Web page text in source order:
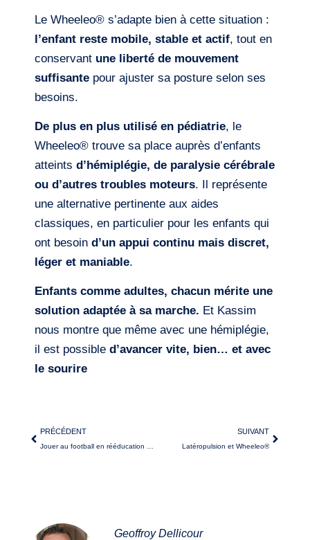
Le Wheeleo® s’adapte bien à cette situation :
l’enfant reste mobile, stable et actif, tout en
conservant une liberté de mouvement
suffisante pour ajuster sa posture selon ses
besoins.
De plus en plus utilisé en pédiatrie, le
Wheeleo® trouve sa place auprès d’enfants
atteints d’hémiplégie, de paralysie cérébrale
ou d’autres troubles moteurs. Il représente
une alternative pertinente aux aides
classiques, en particulier pour les enfants qui
ont besoin d’un appui continu mais discret,
léger et maniable.
Enfants comme adultes, chacun mérite une
solution adaptée à sa marche. Et Kassim
nous montre que même avec une hémiplégie,
il est possible d’avancer vite, bien… et avec
le sourire
PRÉCÉDENT SUIVANT
Latéropulsion et Wheeleo®
Geoffroy Dellicour